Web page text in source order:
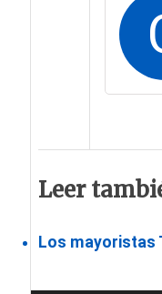
Leer
Los mayoristas